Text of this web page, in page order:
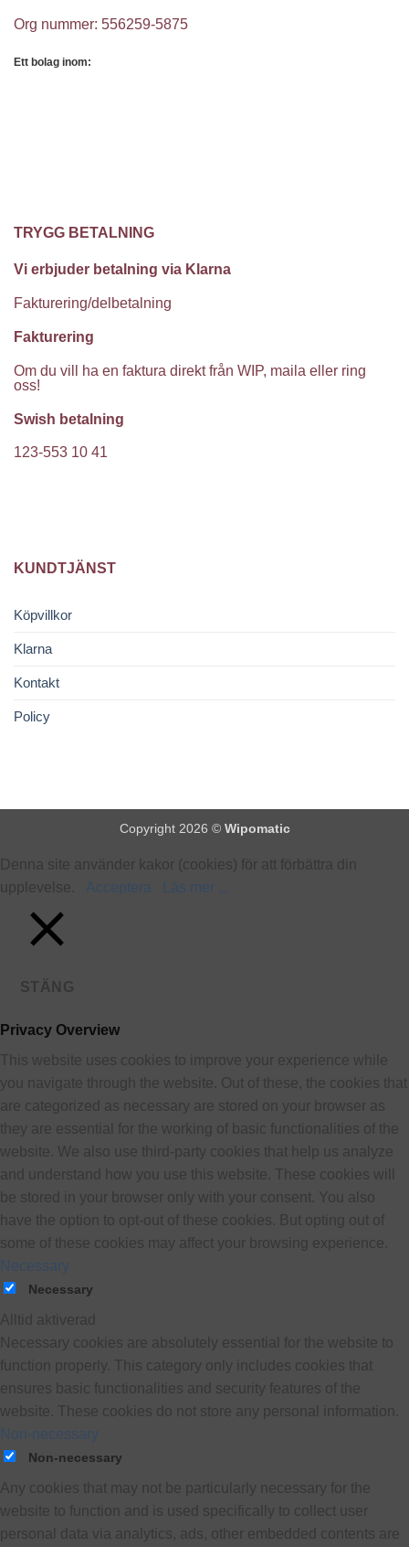
Org nummer: 556259-5875
Ett bolag inom:
TRYGG BETALNING
Vi erbjuder betalning via Klarna
Fakturering/delbetalning
Fakturering
Om du vill ha en faktura direkt från WIP, maila eller ring
oss!
Swish betalning
123-553 10 41
KUNDTJÄNST
Köpvillkor
Klarna
Kontakt
Policy
Copyright 2026 © Wipomatic
Denna site använder kakor (cookies) för att förbättra din
upplevelse. Acceptera Läs mer ...
STÄNG
Privacy Overview
This website uses cookies to improve your experience while
you navigate through the website. Out of these, the cookies that
are categorized as necessary are stored on your browser as
they are essential for the working of basic functionalities of the
website. We also use third-party cookies that help us analyze
and understand how you use this website. These cookies will
be stored in your browser only with your consent. You also
have the option to opt-out of these cookies. But opting out of
some of these cookies may affect your browsing experience.
Necessary
Necessary
Alltid aktiverad
Necessary cookies are absolutely essential for the website to
function properly. This category only includes cookies that
ensures basic functionalities and security features of the
website. These cookies do not store any personal information.
Non-necessary
Non-necessary
Any cookies that may not be particularly necessary for the
website to function and is used specifically to collect user
personal data via analytics, ads, other embedded contents are